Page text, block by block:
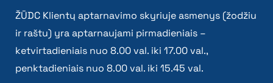
ŽŪDC Klientų aptarnavimo skyriuje asmenys (žodžiu
ir raštu) yra aptarnaujami pirmadieniais –
ketvirtadieniais nuo 8.00 val. iki 17.00 val.,
penktadieniais nuo 8.00 val. iki 15.45 val.